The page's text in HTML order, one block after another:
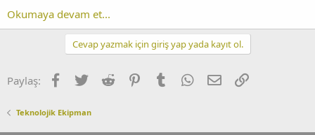
Okumaya devam et...
Cevap yazmak için giriş yap yada kayıt ol.
Paylaş: Facebook
TwitterReddit PinterestTumblrWhatsApp
E-postaLink
Teknolojik Ekipman